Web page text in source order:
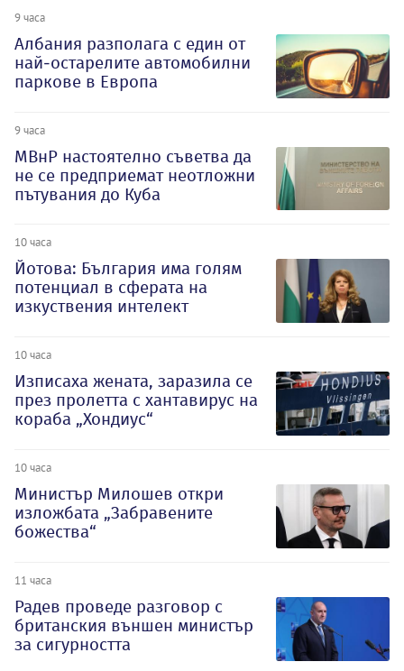
9 часа
Албания разполага с един от
най-остарелите автомобилни
паркове в Европа
9 часа
МВнР настоятелно съветва да
не се предприемат неотложни
пътувания до Куба
10 часа
Йотова: България има голям
потенциал в сферата на
изкуствения интелект
10 часа
Изписаха жената, заразила се
през пролетта с хантавирус на
кораба „Хондиус“
10 часа
Министър Милошев откри
изложбата „Забравените
божества“
11 часа
Радев проведе разговор с
британския външен министър
за сигурността